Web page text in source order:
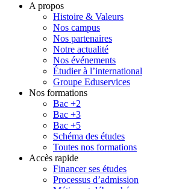
A propos
Histoire & Valeurs
Nos campus
Nos partenaires
Notre actualité
Nos événements
Étudier à l’international
Groupe Eduservices
Nos formations
Bac +2
Bac +3
Bac +5
Schéma des études
Toutes nos formations
Accès rapide
Financer ses études
Processus d’admission